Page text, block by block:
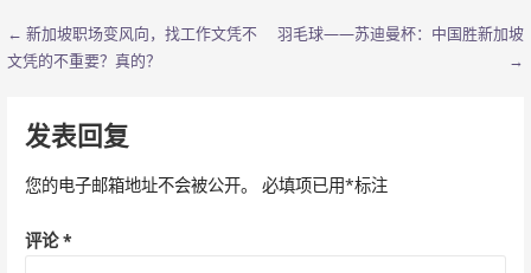
文
导
航
← 新加坡职场变风向，找工作文凭不
文凭的不重要？真的？
羽毛球——苏迪曼杯：中国胜新加坡
→
发表回复
您的电子邮箱地址不会被公开。 必填项已用*标注
评论*